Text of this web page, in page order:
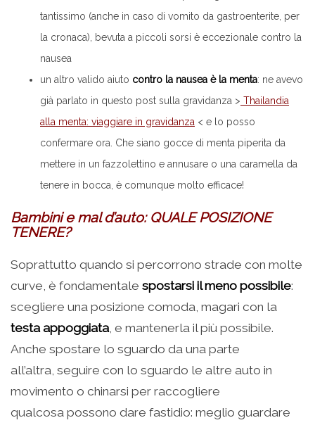
tantissimo (anche in caso di vomito da gastroenterite, per
la cronaca), bevuta a piccoli sorsi è eccezionale contro la
nausea
un altro valido aiuto contro la nausea è la menta: ne avevo
già parlato in questo post sulla gravidanza > Thailandia
alla menta: viaggiare in gravidanza < e lo posso
confermare ora. Che siano gocce di menta piperita da
mettere in un fazzolettino e annusare o una caramella da
tenere in bocca, è comunque molto efficace!
Bambini e mal d’auto: QUALE POSIZIONE
TENERE?
Soprattutto quando si percorrono strade con molte
curve, è fondamentale spostarsi il meno possibile:
scegliere una posizione comoda, magari con la
testa appoggiata, e mantenerla il più possibile.
Anche spostare lo sguardo da una parte
all’altra, seguire con lo sguardo le altre auto in
movimento o chinarsi per raccogliere
qualcosa possono dare fastidio: meglio guardare